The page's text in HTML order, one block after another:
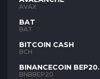
AVAX
BAT
BAT
BITCOIN CASH
BCH
BINANCECOIN BEP20
BNB
BNBBEP20